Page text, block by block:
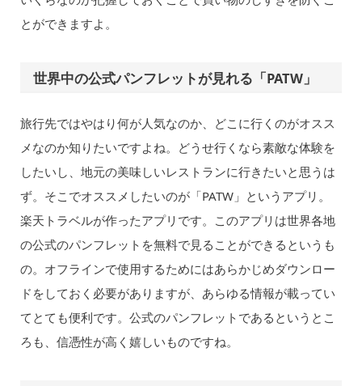
とができますよ。
世界中の公式パンフレットが見れる「PATW」
旅行先ではやはり何が人気なのか、どこに行くのがオスス
メなのか知りたいですよね。どうせ行くなら素敵な体験を
したいし、地元の美味しいレストランに行きたいと思うは
ず。そこでオススメしたいのが「PATW」というアプリ。
楽天トラベルが作ったアプリです。このアプリは世界各地
の公式のパンフレットを無料で見ることができるというも
の。オフラインで使用するためにはあらかじめダウンロー
ドをしておく必要がありますが、あらゆる情報が載ってい
てとても便利です。公式のパンフレットであるというとこ
ろも、信憑性が高く嬉しいものですね。